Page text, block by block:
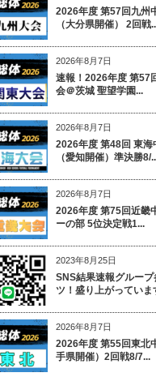
2026年度 第57回九州
（大分県開催） 2回戦
2026年8月7日
速報！2026年度 第57
会＠茨城 聖望学園...
2026年8月7日
2026年度 第48回 東
（愛知開催）準決勝8/
2026年8月7日
2026年度 第75回近畿
ーの部 5位決定戦1...
2023年8月25日
SNS結果速報グルー
ツ！盛り上がっていま
2026年8月7日
2026年度 第55回東北
手県開催）2回戦8/7...